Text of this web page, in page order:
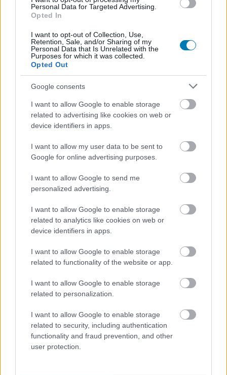
Personal Data for Targeted Advertising.
Opted In
I want to opt-out of Collection, Use,
Retention, Sale, and/or Sharing of my
Personal Data that Is Unrelated with the
Purposes for which it was collected.
Opted Out
Google consents
I want to allow Google to enable storage
related to advertising like cookies on web or
device identifiers in apps.
I want to allow my user data to be sent to
Google for online advertising purposes.
I want to allow Google to send me
personalized advertising.
I want to allow Google to enable storage
related to analytics like cookies on web or
device identifiers in apps.
I want to allow Google to enable storage
related to functionality of the website or app.
I want to allow Google to enable storage
related to personalization.
I want to allow Google to enable storage
related to security, including authentication
functionality and fraud prevention, and other
user protection.
| 2011.07.22 11:17
A kislány és a nagyméretű szúró-vágó eszköz újabb
kalandjai elevenednek meg az Alice: Madness Returns-ben.
Egy digitális Alice: Madness Returns The Complete
Collection keresi gazdáját
| 2011.06.17 16:17
Ki érdekel egy két Alice-játékból, valamint DLC-csomagból
álló gyűjtemény, vagy esetleg az Alice: Madness Returns